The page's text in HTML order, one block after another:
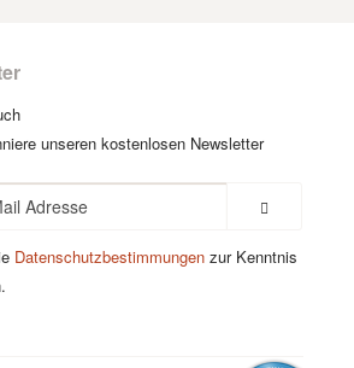
unseren kostenlosen Newsletter
Datenschutzbestimmungen zur Kenntnis